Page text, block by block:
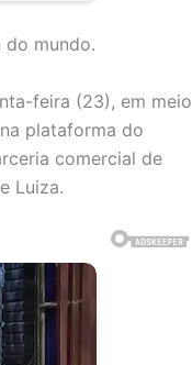
do mundo.
feira (23), em meio
plataforma do
comercial de
Luiza.